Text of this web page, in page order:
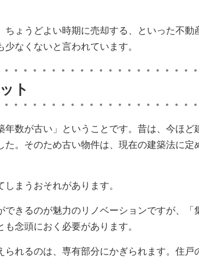
ょうどよい時期に売却する、といった不動
なくないと言われています。
ト
数が古い」ということです。昔は、今ほど
。そのため古い物件は、現在の建築法に定
まうおそれがあります。
できるのが魅力のリノベーションですが、「
念頭におく必要があります。
れるのは、専有部分にかぎられます。住戸